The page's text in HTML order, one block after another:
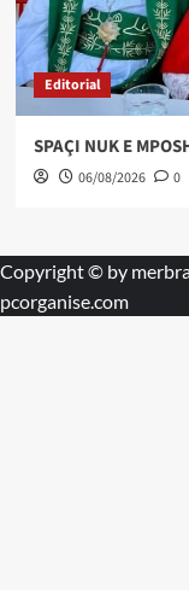
Editorial
SPAÇI NUK E
06/08/2026 0
Copyright © by
pcorganise.com